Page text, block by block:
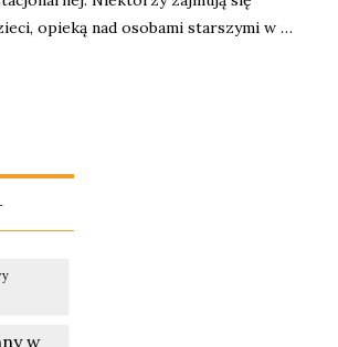
opieką nad osobami starszymi w …
w